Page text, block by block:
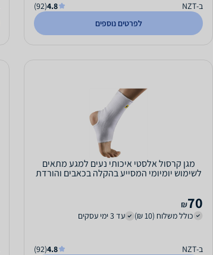
ב-NZT 4.8
(92)
לפרטים נוספים
מגן קרסול אלסטי איכותי נעים למגע מתאים
לשימוש יומיומי המסייע בהקלה בכאבים והורדת
70
₪
כולל משלוח (10 ₪)
עד 3 ימי עסקים
ב-NZT 4.8
(92)